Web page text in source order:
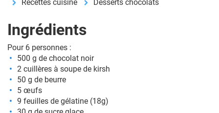
Recettes cuisine Desserts chocolats
Ingrédients
Pour 6 personnes :
500 g de chocolat noir
2 cuillères à soupe de kirsh
50 g de beurre
5 œufs
9 feuilles de gélatine (18g)